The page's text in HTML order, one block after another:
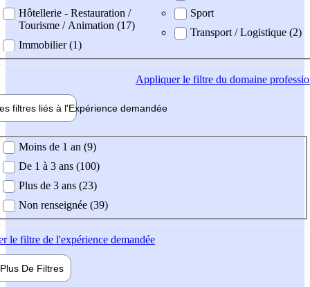
Hôtellerie - Restauration /
Tourisme / Animation (17)
Immobilier (1)
Sport
Transport / Logistique (2)
Appliquerle filtre du domaine
filtres liés à l'Expérience demandée
demandée
Moins de 1 an (9)
De 1 à 3 ans (100)
Plus de 3 ans (23)
Non renseignée (39)
le filtre de l'expérience demandée
Plus De Filtres